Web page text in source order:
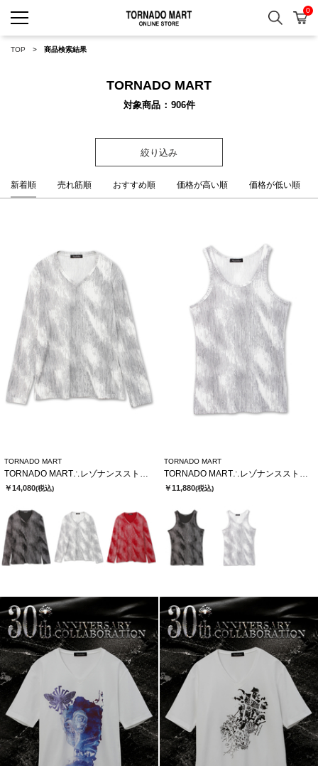
検索 カ
0
TOP 商品検索結果
TORNADO MART
対象商品 906件
絞り込み
新着順 売れ筋順 おすすめ順 価格が高い順 価格が低い順
TORNADO MART
￥14,080(税込)
TORNADO MART
￥11,880(税込)